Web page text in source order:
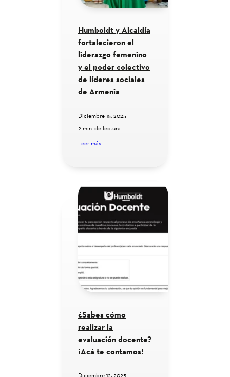
Humboldt y Alcaldía
fortalecieron el
liderazgo femenino
y el poder colectivo
de líderes sociales
de Armenia
Diciembre 15, 2025|
2 min. de lectura
Leer más
¿Sabes cómo
realizar la
evaluación docente?
¡Acá te contamos!
Diciembre 12, 2025